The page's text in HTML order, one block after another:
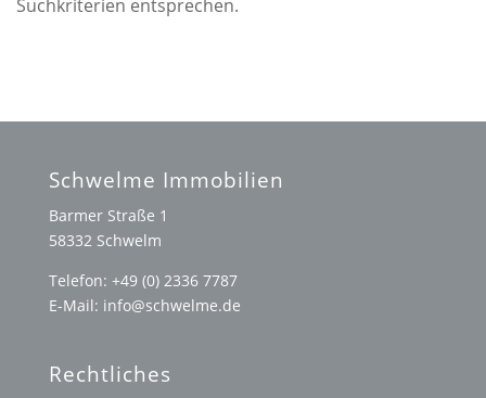
Suchkriterien entsprechen.
Schwelme Immobilien
Barmer Straße 1
58332 Schwelm
Telefon: +49 (0) 2336 7787
E-Mail: info@schwelme.de
Rechtliches